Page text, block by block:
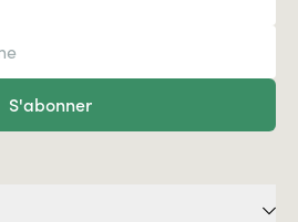
S'abonner